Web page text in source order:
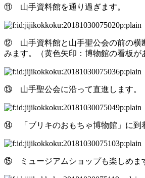
⑪ 山手資料館を通り過ぎます。
⑫ 山手資料館と山手聖公会の前の横
みます。（黄色矢印：博物館の看板が
⑬ 山手聖公会に沿って直進します。
⑭ 「ブリキのおもちゃ博物館」に到
⑮ ミュージアムショップも楽しめま